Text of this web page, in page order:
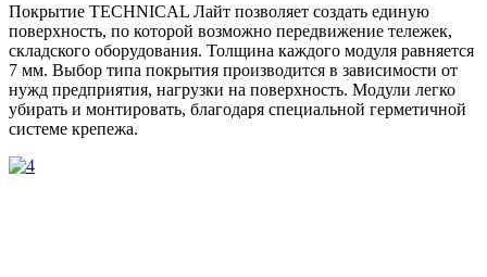
Покрытие TECHNICAL Лайт позволяет создать единую
поверхность, по которой возможно передвижение тележек,
складского оборудования. Толщина каждого модуля равняется
7 мм. Выбор типа покрытия производится в зависимости от
нужд предприятия, нагрузки на поверхность. Модули легко
убирать и монтировать, благодаря специальной герметичной
системе крепежа.